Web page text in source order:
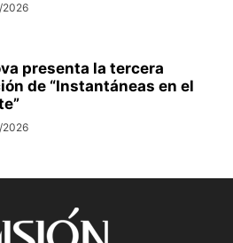
presenta la tercera
de “Instantáneas en el